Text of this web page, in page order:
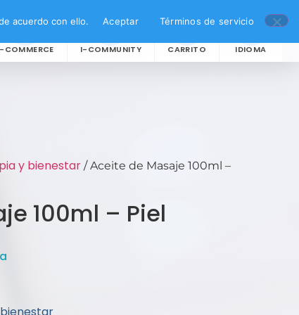
COMMERCE I-COMMUNITY CARRITO IDIOMA
y bienestar / Aceite de Masaje 100ml –
100ml – Piel
acuerdo con ello. Aceptar Términos de servicio